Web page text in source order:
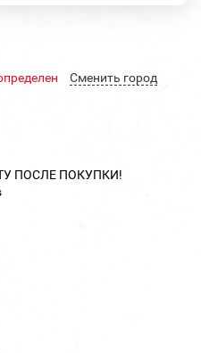
Cменить город
ПОСЛЕ ПОКУПКИ!